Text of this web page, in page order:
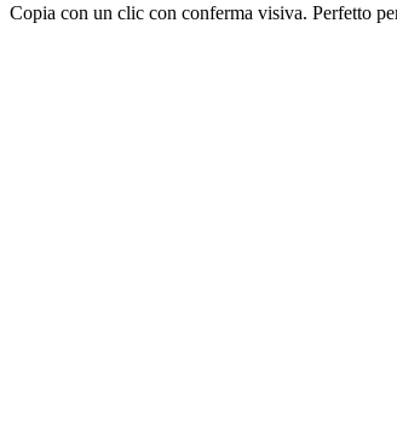
Copia con un clic con conferma visiva. Perfetto